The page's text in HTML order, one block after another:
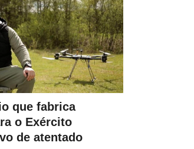
que fabrica
o Exército
de atentado